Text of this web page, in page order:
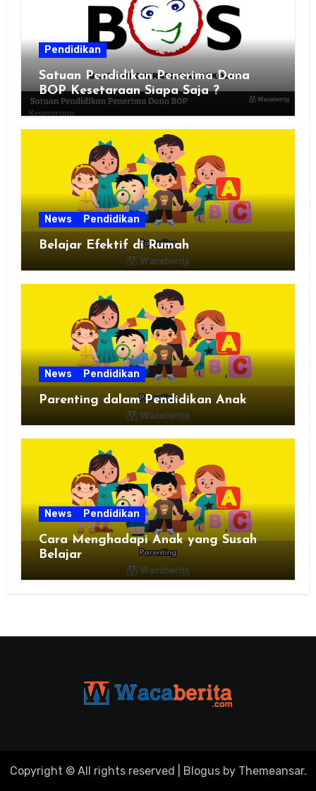
Pendidikan
Satuan Pendidikan Penerima Dana
BOP Kesetaraan Siapa Saja ?
News Pendidikan
Belajar Efektif di Rumah
News Pendidikan
Parenting dalam Pendidikan Anak
News Pendidikan
Cara Menghadapi Anak yang Susah
Belajar
Copyright © All rights reserved Blogusby Themeansar.